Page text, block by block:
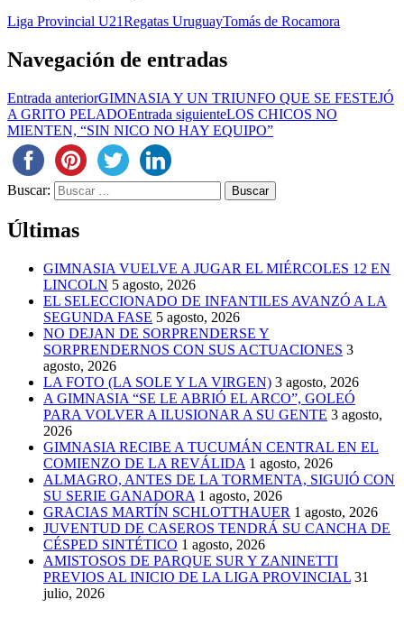
Liga Provincial U21Regatas UruguayTomás de Rocamora
Navegación de entradas
Entrada anteriorGIMNASIA Y UN TRIUNFO QUE SE FESTEJÓ
A GRITO PELADOEntrada siguienteLOS CHICOS NO
MIENTEN, “SIN NICO NO HAY EQUIPO”
Buscar:
Últimas
GIMNASIA VUELVE A JUGAR EL MIÉRCOLES 12 EN
LINCOLN 5 agosto, 2026
EL SELECCIONADO DE INFANTILES AVANZÓ A LA
SEGUNDA FASE 5 agosto, 2026
NO DEJAN DE SORPRENDERSE Y
SORPRENDERNOS CON SUS ACTUACIONES 3
agosto, 2026
LA FOTO (LA SOLE Y LA VIRGEN) 3 agosto, 2026
A GIMNASIA “SE LE ABRIÓ EL ARCO”, GOLEÓ
PARA VOLVER A ILUSIONAR A SU GENTE 3 agosto,
2026
GIMNASIA RECIBE A TUCUMÁN CENTRAL EN EL
COMIENZO DE LA REVÁLIDA 1 agosto, 2026
ALMAGRO, ANTES DE LA TORMENTA, SIGUIÓ CON
SU SERIE GANADORA 1 agosto, 2026
GRACIAS MARTÍN SCHLOTTHAUER 1 agosto, 2026
JUVENTUD DE CASEROS TENDRÁ SU CANCHA DE
CÉSPED SINTÉTICO 1 agosto, 2026
AMISTOSOS DE PARQUE SUR Y ZANINETTI
PREVIOS AL INICIO DE LA LIGA PROVINCIAL 31
julio, 2026